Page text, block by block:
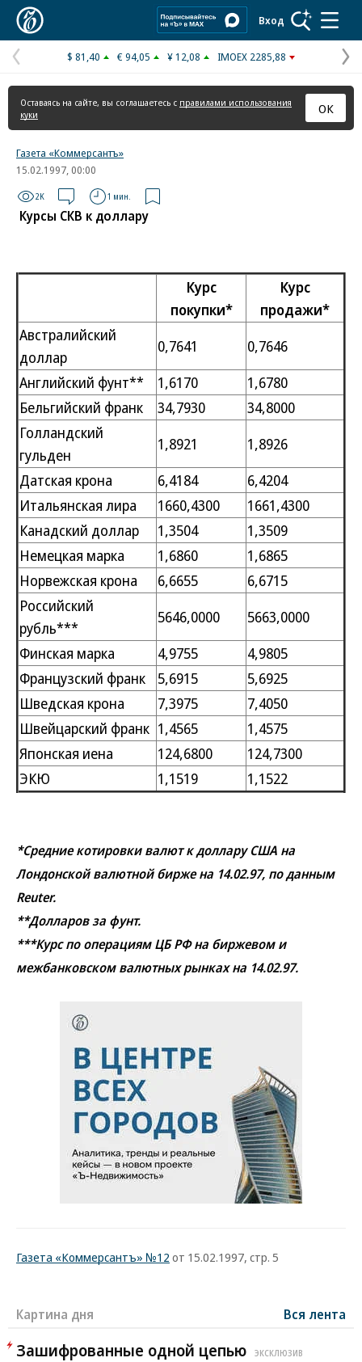
Вход
Предыдущая
страница
$ 81,40 € 94,05 ¥ 12,08 IMOEX 2285,88
Оставаясь на сайте, вы соглашаетесь с правилами использования
куки
ОК
Газета «Коммерсантъ»
15.02.1997, 00:00
2K 1 мин.
Курсы СКВ к доллару
Курс
покупки*
Курс
продажи*
Австралийский
доллар
0,7641
0,7646
Английский фунт**
1,6170
1,6780
Бельгийский франк
34,7930
34,8000
Голландский
гульден
1,8921
1,8926
Датская крона
6,4184
6,4204
Итальянская лира
1660,4300
1661,4300
Канадский доллар
1,3504
1,3509
Немецкая марка
1,6860
1,6865
Норвежская крона
6,6655
6,6715
Российский
рубль***
5646,0000
5663,0000
Финская марка
4,9755
4,9805
Французский франк
5,6915
5,6925
Шведская крона
7,3975
7,4050
Швейцарский франк 1,4565
1,4575
Японская иена
124,6800
124,7300
ЭКЮ
1,1519 1,1522
*Средние котировки валют к доллару США на
Лондонской валютной бирже на 14.02.97, по данным
Reuter.
**Долларов за фунт.
***Курс по операциям ЦБ РФ на биржевом и
межбанковском валютных рынках на 14.02.97.
Газета «Коммерсантъ» №12 от 15.02.1997, стр. 5
Картина дня Вся лента
Зашифрованные одной цепью ЭКСКЛЮЗИВ